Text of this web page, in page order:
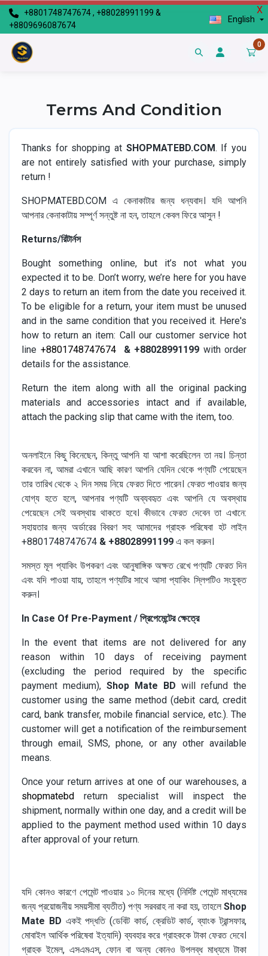
X
+8801748747674 , +88028991199 &
+8809696087674
English
0
Terms And Condition
Thanks for shopping at SHOPMATEBD.COM. If you
are not entirely satisfied with your purchase, simply
return !
SHOPMATEBD.COM এ কেনাকাটার জন্য ধন্যবাদ। যদি আপনি
আপনার কেনাকাটায় সম্পূর্ণ সন্তুষ্ট না হন, তাহলে কেবল ফিরে আসুন !
Returns/রিটার্নস
Bought something online, but it’s not what you
expected it to be. Don’t worry, we’re here for you have
2 days to return an item from the date you received it.
To be eligible for a return, your item must be unused
and in the same condition that you received it. Here's
how to return an item: Call our customer service hot
line +8801748747674 & +88028991199 with order
details for the assistance.
Return the item along with all the original packing
materials and accessories intact and if available,
attach the packing slip that came with the item, too.
অনলাইনে কিছু কিনেছেন, কিন্তু আপনি যা আশা করেছিলেন তা নয়। চিন্তা
করবেন না, আমরা এখানে আছি কারণ আপনি যেদিন থেকে পণ্যটি পেয়েছেন
তার তারিখ থেকে ২ দিন সময় নিয়ে ফেরত দিতে পারেন। ফেরত পাওয়ার জন্য
যোগ্য হতে হলে, আপনার পণ্যটি অব্যবহৃত এবং আপনি যে অবস্থায়
পেয়েছেন সেই অবস্থায় থাকতে হবে। কীভাবে ফেরত দেবেন তা এখানে:
সহায়তার জন্য অর্ডারের বিবরণ সহ আমাদের গ্রাহক পরিষেবা হট লাইন
+8801748747674 & +88028991199 এ কল করুন।
সমস্ত মূল প্যাকিং উপকরণ এবং আনুষাঙ্গিক অক্ষত রেখে পণ্যটি ফেরত দিন
এবং যদি পাওয়া যায়, তাহলে পণ্যটির সাথে আসা প্যাকিং স্লিপটিও সংযুক্ত
করুন।
In Case Of Pre-Payment / প্রিপেমেন্টের ক্ষেত্রে
In the event that items are not delivered for any
reason within 10 days of receiving payment
(excluding the period required by the specific
payment medium), Shop Mate BD will refund the
customer using the same method (debit card, credit
card, bank transfer, mobile financial service, etc.). The
customer will get a notification of the reimbursement
through email, SMS, phone, or any other available
means.
Once your return arrives at one of our warehouses, a
shopmatebd return specialist will inspect the
shipment, normally within one day, and a credit will be
applied to the payment method used within 10 days
after approval of your return.
যদি কোনও কারণে পেমেন্ট পাওয়ার ১০ দিনের মধ্যে (নির্দিষ্ট পেমেন্ট মাধ্যমের
জন্য প্রয়োজনীয় সময়সীমা ব্যতীত) পণ্য সরবরাহ না করা হয়, তাহলে Shop
Mate BD একই পদ্ধতি (ডেবিট কার্ড, ক্রেডিট কার্ড, ব্যাংক ট্রান্সফার,
মোবাইল আর্থিক পরিষেবা ইত্যাদি) ব্যবহার করে গ্রাহককে টাকা ফেরত দেবে।
গ্রাহক ইমেল, এসএমএস, ফোন বা অন্য কোনও উপলব্ধ মাধ্যমে টাকা